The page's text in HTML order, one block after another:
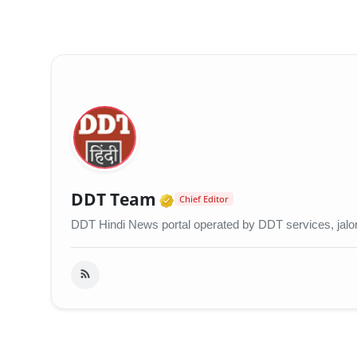
DDT Team Verified Media or
Chief Editor
DDT Hindi News portal operated by DDT services,